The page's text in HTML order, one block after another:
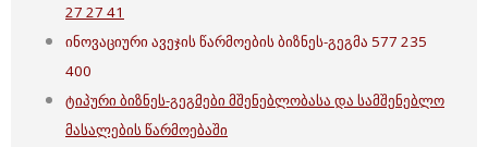
27 27 41
ინოვაციური ავეჯის წარმოების ბიზნეს-გეგმა 577 235
400
ტიპური ბიზნეს-გეგმები მშენებლობასა და სამშენებლო
მასალების წარმოებაში